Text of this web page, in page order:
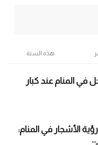
هذه السنة
في المنام عند كبار
الأشجار في المنام: